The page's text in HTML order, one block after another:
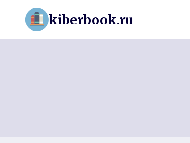
Перейти
содержимому
kiberbook.ru